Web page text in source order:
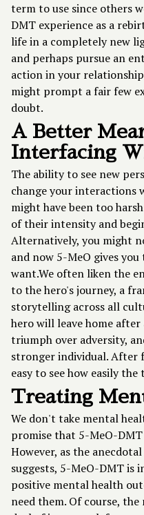
term to use since others
DMT experience as a
life in a completely new
and perhaps pursue an
action in your
might prompt a fair few
doubt.
A Better
Interfacing
The ability to see new
change your interactions
might have been too
of their intensity and
Alternatively, you might
and now 5-MeO gives
want.We often liken the
to the hero's journey, a
storytelling across all
hero will leave home
triumph over adversity,
stronger individual. After
easy to see how easily
Treating
We don't take mental
promise that 5-MeO-
However, as the
suggests, 5-MeO-DMT
positive mental health
need them. Of course,